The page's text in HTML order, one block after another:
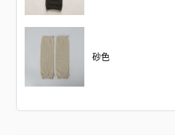
砂色